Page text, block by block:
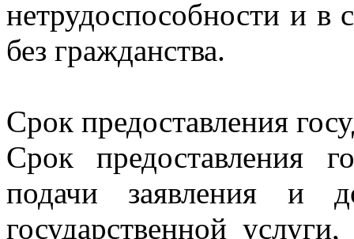
нетрудоспособности и в
без гражданства.
Срок предоставления
Срок предоставления
подачи заявления и
государственной